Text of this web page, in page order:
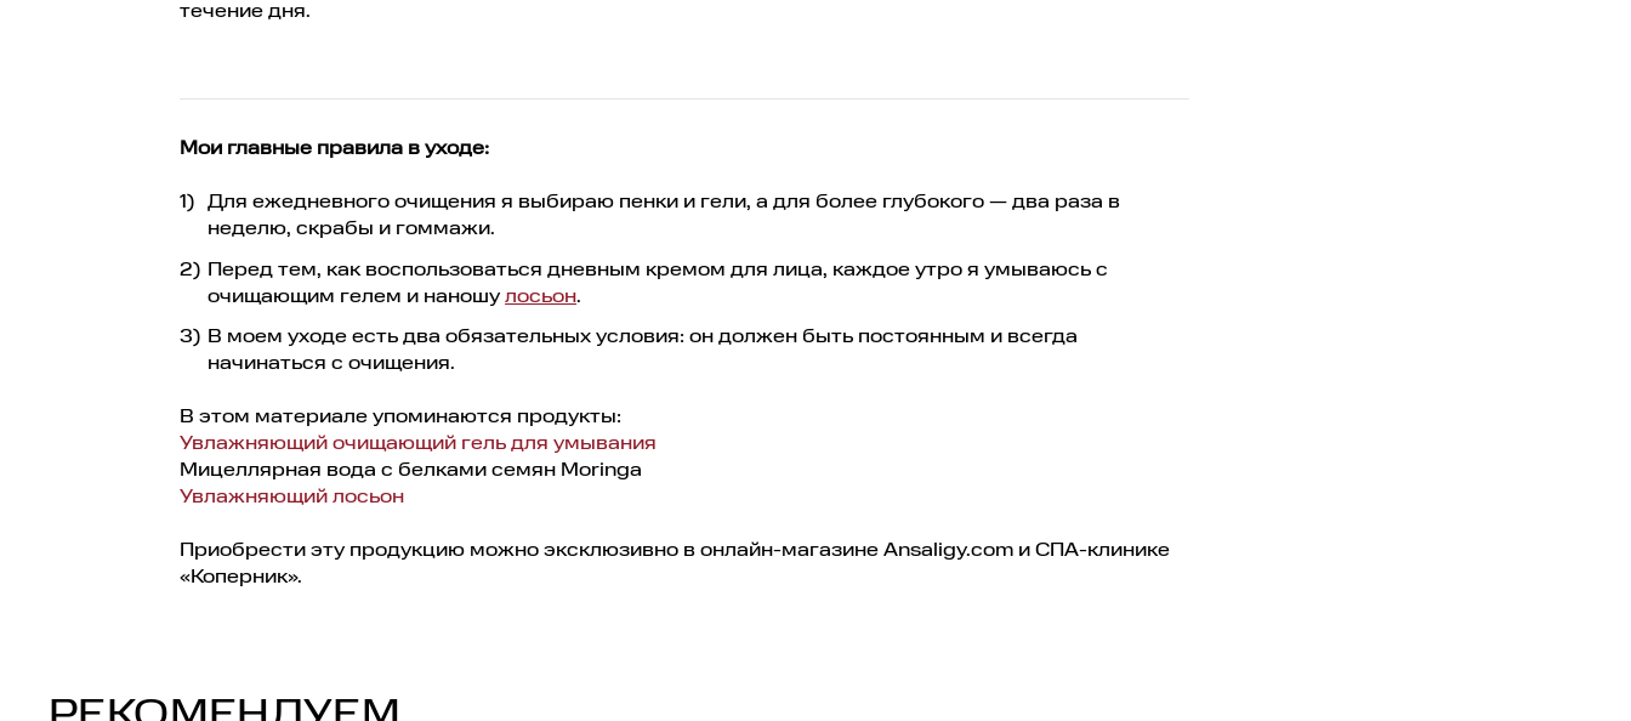
течение дня.
Мои главные правила в уходе:
Для ежедневного очищения я выбираю пенки и гели, а для более глубокого — два раза в
неделю, скрабы и гоммажи.
Перед тем, как воспользоваться дневным кремом для лица, каждое утро я умываюсь с
очищающим гелем и наношулосьон.
В моем уходе есть два обязательных условия: он должен быть постоянным и всегда
начинаться с очищения.
В этом материале упоминаются продукты:
Увлажняющий очищающий гель для умывания
Мицеллярная вода с белками семян Moringa
Увлажняющий лосьон
Приобрести эту продукцию можно эксклюзивно в онлайн-магазине Ansaligy.com и СПА-клинике
«Коперник».